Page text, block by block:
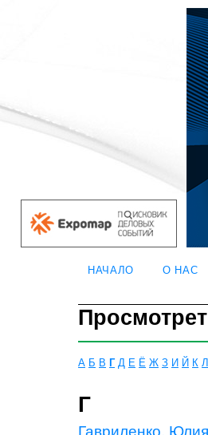
НАЧАЛО О НАС
А Б В Г Д Е Ё Ж З И Й К Л
Г
Гавриленко,